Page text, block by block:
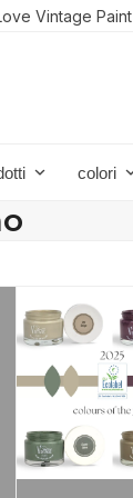
Vintage Paint
colori